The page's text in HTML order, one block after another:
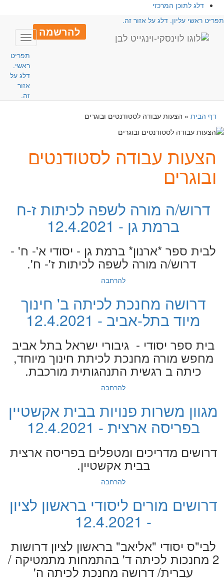
דלג לתוכן המרכזי
ראשי עליון. דלג על אזור זה.
להרשמה
Toggle
תפריט
ראשי.
דלג על
אזור
זה.
דף הבית» הצעות עבודה לסטודנטים ובוגרים
הצעות עבודה לסטודנטים
ובוגרים
דרוש/ה מורה לשפה לכיתות ז-ח
ברמת גן - 12.4.2021
לבית ספר *ארנון* ברמת גן - יסודי א'- ח' -
דרוש/ה מורה לשפה לכיתות ז'- ח'.
להרחבה
דרושה מחנכת לכיתה ב' חינוך
מיוד בתל-אביב - 12.4.2021
בית ספר יסודי - גיבורי ישראל בתל אביב
מחפש מורה מחנכת לכיתת חינוך מיוחד,
כיתה ב רגשית התנהגותית מורכבת.
להרחבה
מגוון משרות פנויות בבית אקשטיין
בפריסה ארצית - 12.4.2021
דרושים מדריכים ומטפלים בפריסה ארצית
בבית אקשטיין.
להרחבה
דרושים מורים ליסודי בראשון לציון
- 12.4.2021
לבי"ס יסודי "אליאב" בראשון לציון דרושות
2 מחנכות לכיתה ד' בהתמחות מתמטיקה /
עברית/ דרושה מחנכת לכיתה ה'